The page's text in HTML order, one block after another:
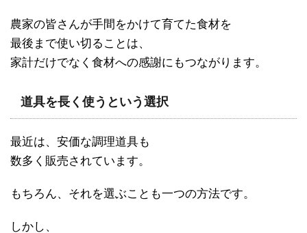
農家の皆さんが手間をかけて育てた食材を
最後まで使い切ることは、
家計だけでなく食材への感謝にもつながります。
道具を長く使うという選択
最近は、安価な調理道具も
数多く販売されています。
もちろん、それを選ぶことも一つの方法です。
しかし、